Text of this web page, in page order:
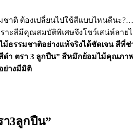
าติ ต้องเปลี่ยนไปใช้สีแบบไหนดีนะ?…
าะสีมีคุณสมบัติพิเศษจึงโชว์เสน่ห์ลาย
รรมชาติอย่างแท้จริงได้ชัดเจน สีที่
ำ ตรา 3 ลูกปืน” สีหมึกย้อมไม้คุณภา
ย่างมีมิติ
า3ลูกปืน”